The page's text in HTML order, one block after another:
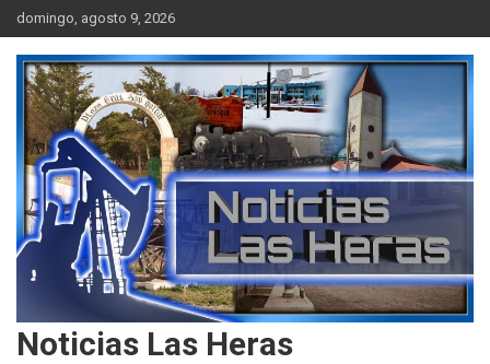
Skip
to
content
domingo, agosto 9, 2026
Noticias Las Heras